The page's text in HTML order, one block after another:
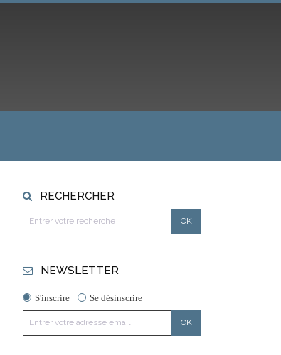
RECHERCHER
NEWSLETTER
S'inscrire Se désinscrire